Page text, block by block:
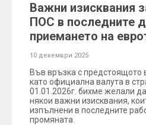
Важни изисквания
ПОС в последните
приемането на
10 декември 2025
Във връзка с предстоящото
като официална валута в
01.01.2026г. бихме желали
някои важни изисквания,
изпълнени в последните
промяната.